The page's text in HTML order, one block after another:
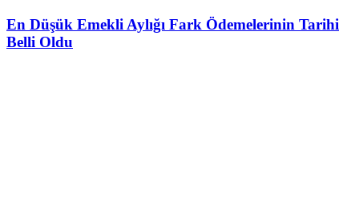
En Düşük Emekli Aylığı Fark Ödemelerinin Tarihi
Belli Oldu